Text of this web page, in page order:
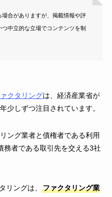
合がありますが、掲載情報や評
中立的な立場でコンテンツを制
クタリングは、経済産業省が
少しずつ注目されています。
ング業者と債権者である利用
務者である取引先を交える3社
リングは、
ファクタリング業